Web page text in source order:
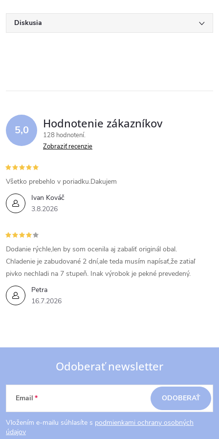
Diskusia
5,0 Hodnotenie zákazníkov
128 hodnotení
Zobraziť recenzie
Ivan Kováč
3.8.2026
Všetko prebehlo v poriadku.Dakujem
Petra
16.7.2026
Dodanie rýchle,len by som ocenila aj zabaliť originál obal.
Chladenie je zabudované 2 dní,ale teda musím napísať,že zatiaľ
pivko nechladi na 7 stupeň. Inak výrobok je pekné prevedený.
Z
á
Odoberať newsletter
Email
Vložením e-mailu súhlasíte s podmienkami ochrany osobných
údajov
ODOBERAŤ